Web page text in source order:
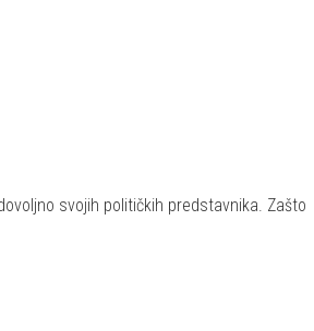
svojih političkih predstavnika. Zašto